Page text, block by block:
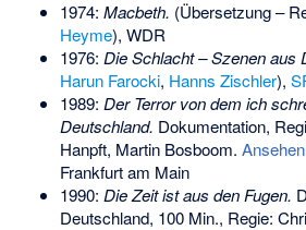
1974: Macbeth. (Übersetzung –
Heyme), WDR
1976: Die Schlacht – Szenen aus
Harun Farocki, Hanns Zischler),
1989: Der Terror von dem ich
Deutschland. Dokumentation,
Hanpft, Martin Bosboom. Ansehen
Frankfurt am Main
1990: Die Zeit ist aus den Fugen.
Deutschland, 100 Min., Regie: